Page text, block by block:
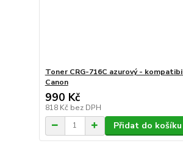
Toner CRG-716C azurový -
Canon
990 Kč
818 Kč bez DPH
Přidat do košíku